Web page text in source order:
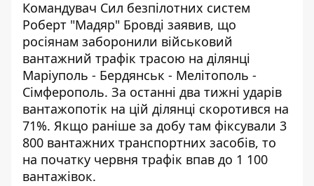
Командувач Сил безпілотних систем
Роберт "Мадяр" Бровді заявив, що
росіянам заборонили військовий
вантажний трафік трасою на ділянці
Маріуполь - Бердянськ - Мелітополь -
Сімферополь. За останні два тижні ударів
вантажопотік на цій ділянці скоротився на
71%. Якщо раніше за добу там фіксували 3
800 вантажних транспортних засобів, то
на початку червня трафік впав до 1 100
вантажівок.